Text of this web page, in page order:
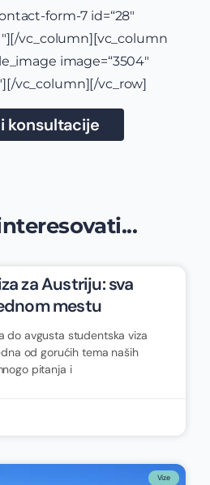
form-7 id=“28″
vc_column][vc_column
image=“3504″
vc_column][/vc_row]
konsultacije
za Austriju: sva
mestu
do avgusta studentska viza
od gorućih tema naših
pitanja i
Vize